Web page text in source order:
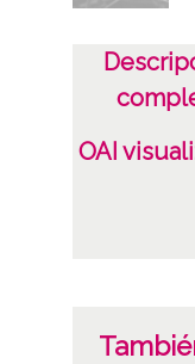
Notas
Hierba de
CC BY-NC-
OAI